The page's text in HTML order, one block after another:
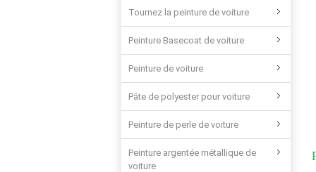
Tournez la peinture de voiture
Peinture Basecoat de voiture
Peinture de voiture
Pâte de polyester pour voiture
Peinture de perle de voiture
Peinture argentée métallique de
voiture